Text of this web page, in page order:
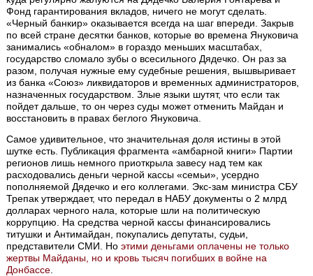
Фонд гарантирования вкладов, ничего не могут сделать.
«Черный банкир» оказывается всегда на шаг впереди. Закрыв
по всей стране десятки банков, которые во времена Януковича
занимались «обналом» в гораздо меньших масштабах,
государство сломало зубы о всесильного Дядечко. Он раз за
разом, получая нужные ему судебные решения, вышвыривает
из банка «Союз» ликвидаторов и временных администраторов,
назначенных государством. Злые языки шутят, что если так
пойдет дальше, то он через суды может отменить Майдан и
восстановить в правах беглого Януковича.
Самое удивительное, что значительная доля истины в этой
шутке есть. Публикация фрагмента «амбарной книги» Партии
регионов лишь немного приоткрыла завесу над тем как
расходовались деньги черной кассы «семьи», усердно
пополняемой Дядечко и его коллегами. Экс-зам министра СБУ
Трепак утверждает, что передал в НАБУ документы о 2 млрд
долларах черного нала, которые шли на политическую
коррупцию. На средства черной кассы финансировались
титушки и Антимайдан, покупались депутаты, судьи,
представители СМИ. Ноэтими деньгами оплачены не только
жертвы Майданы, но и кровь тысяч погибших в войне на
Донбассе